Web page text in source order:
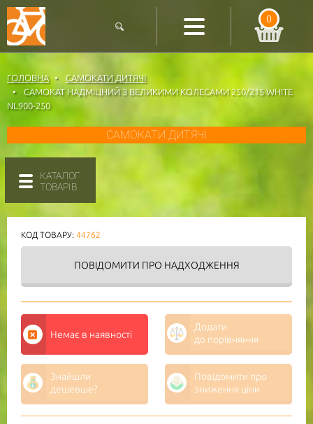
0
ГОЛОВНА
САМОКАТИ ДИТЯЧІ
САМОКАТ НАДМІЦНИЙ З ВЕЛИКИМИ КОЛЕСАМИ 250/215 WHITE
NL900-250
САМОКАТИ ДИТЯЧІ
КАТАЛОГ
ТОВАРІВ
КОД ТОВАРУ: 44762
ПОВІДОМИТИ ПРО НАДХОДЖЕННЯ
Немає в наявності
Додати
до порівняння
Знайшли
дешевше?
Повідомити про
зниження ціни